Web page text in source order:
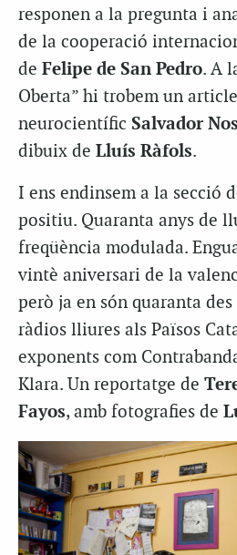
responen a la pregunta i
de la cooperació
de Felipe de San Pedro. A
Oberta” hi trobem un
neurocientífic Salvador
dibuix de Lluís Ràfols.
I ens endinsem a la secció
positiu. Quaranta anys de
freqüència modulada.
vintè aniversari de la
però ja en són quaranta
ràdios lliures als Països
exponents com
Klara. Un reportatge de
Fayos, amb fotografies de